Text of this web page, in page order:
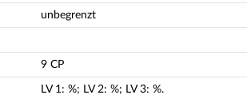
unbegrenzt
9 CP
LV 1: %; LV 2: %; LV 3: %.